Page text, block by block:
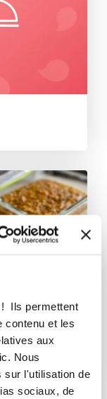
Ils permettent
contenu et les
aux
Nous
sur l'utilisation de
sociaux, de